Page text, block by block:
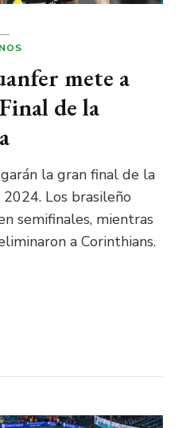
mete a
de la
la gran final de la
2024. Los brasileño
semifinales, mientras
a Corinthians.